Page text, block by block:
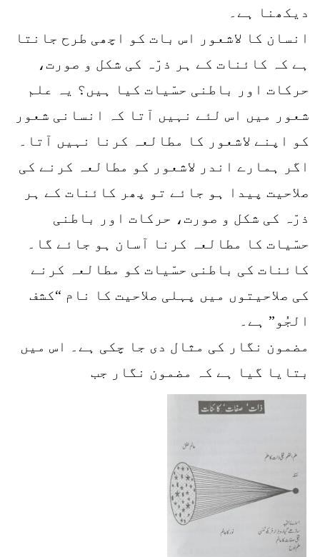
دیکھنا ہے۔
انسان کا لاشعور اس بات کو اچھی طرح جانتا
ہے کہ کائنات کے ہر ذرّہ کی شکل و صورت،
حرکات اور باطنی حسّیات کیا ہیں؟ یہ علم
شعور میں اس لئے نہیں آتا کہ انسانی شعور
کو اپنے لاشعور کا مطالعہ کرنا نہیں آتا۔
اگر ہمارے اندر لاشعور کو مطالعہ کرنے کی
صلاحیت پیدا ہو جائے تو پھر کائنات کے ہر
ذرّہ کی شکل و صورت، حرکات اور باطنی
حسّیات کا مطالعہ کرنا آسان ہو جائے گا۔
کائنات کی باطنی حسّیات کو مطالعہ کرنے
کی صلاحیتوں میں پہلی صلاحیت کا نام “کشف
الجُو” ہے۔
مضمون نگار کی مثال دی جا چکی ہے۔ اس میں
بتایا گیا ہے کہ مضمون نگار جب